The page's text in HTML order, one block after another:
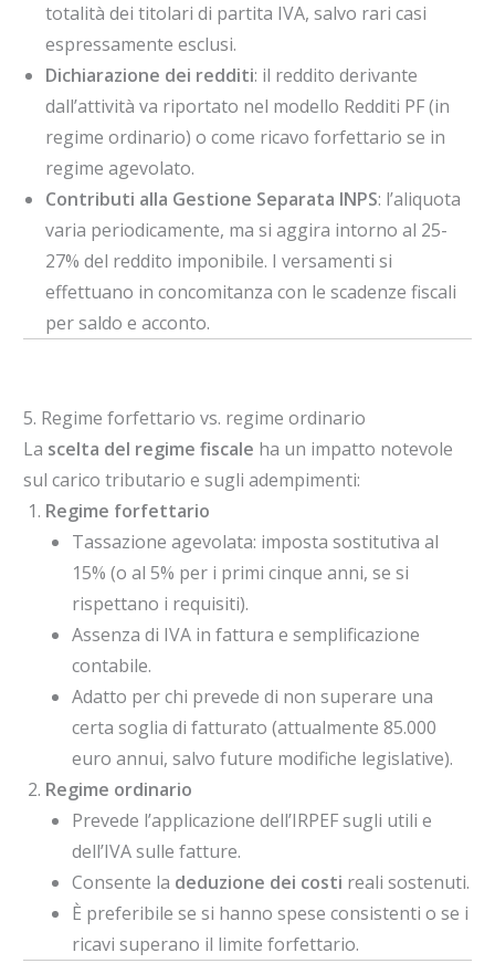
totalità dei titolari di partita IVA, salvo rari casi
espressamente esclusi.
Dichiarazione dei redditi: il reddito derivante
dall’attività va riportato nel modello Redditi PF (in
regime ordinario) o come ricavo forfettario se in
regime agevolato.
Contributi alla Gestione Separata INPS: l’aliquota
varia periodicamente, ma si aggira intorno al 25-
27% del reddito imponibile. I versamenti si
effettuano in concomitanza con le scadenze fiscali
per saldo e acconto.
5. Regime forfettario vs. regime ordinario
La scelta del regime fiscale ha un impatto notevole
sul carico tributario e sugli adempimenti:
Regime forfettario
Tassazione agevolata: imposta sostitutiva al
15% (o al 5% per i primi cinque anni, se si
rispettano i requisiti).
Assenza di IVA in fattura e semplificazione
contabile.
Adatto per chi prevede di non superare una
certa soglia di fatturato (attualmente 85.000
euro annui, salvo future modifiche legislative).
Regime ordinario
Prevede l’applicazione dell’IRPEF sugli utili e
dell’IVA sulle fatture.
Consente la deduzione dei costi reali sostenuti.
È preferibile se si hanno spese consistenti o se i
ricavi superano il limite forfettario.